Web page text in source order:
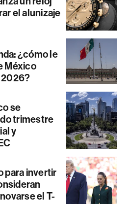
el alunizaje
¿cómo le
México
2026?
se
trimestre
y
para invertir
el T-